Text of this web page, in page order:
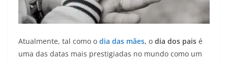
Atualmente, tal como o dia das mães, o dia dos pais é
uma das datas mais prestigiadas no mundo como um